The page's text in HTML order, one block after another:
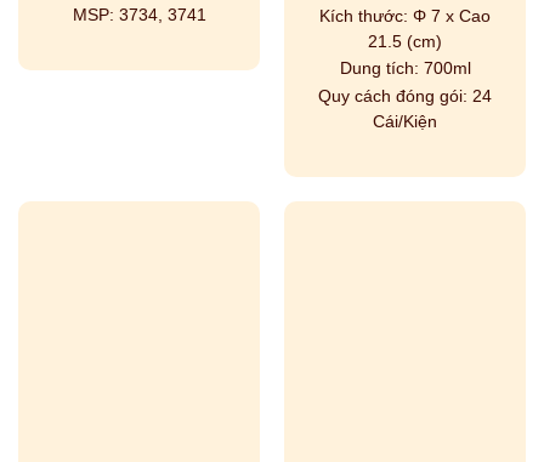
MSP: 3734, 3741
Kích thước: Φ 7 x Cao
21.5 (cm)
Dung tích: 700ml
Quy cách đóng gói: 24
Cái/Kiện